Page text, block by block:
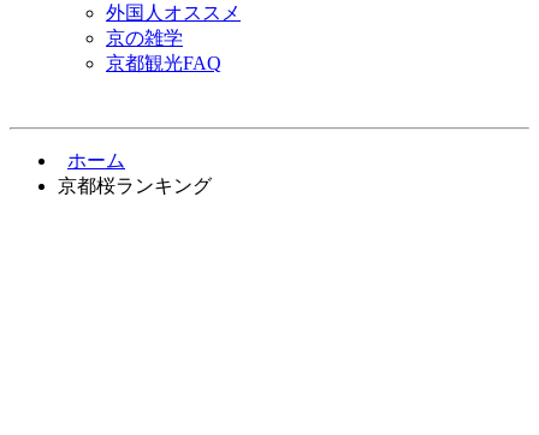
外国人オススメ
京の雑学
京都観光FAQ
ホーム
京都桜ランキング